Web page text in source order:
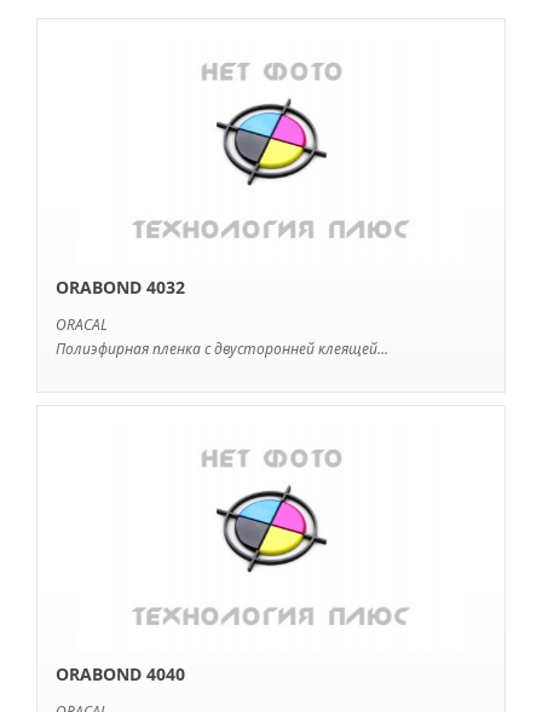
ORABOND 4032
ORACAL
Полиэфирная пленка с двусторонней клеящей...
ORABOND 4040